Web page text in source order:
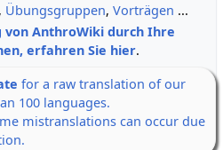
, Übungsgruppen, Vorträgen ...
von AnthroWiki durch Ihre
erfahren Sie hier.
for a raw translation of our
100 languages.
mistranslations can occur due